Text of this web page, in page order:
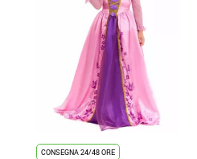
CONSEGNA 24/48 ORE